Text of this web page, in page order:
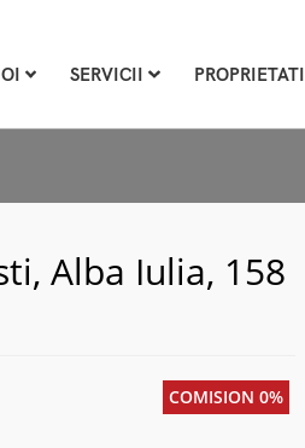
SERVICII PROPRIETATI
Alba Iulia, 158
COMISION 0%